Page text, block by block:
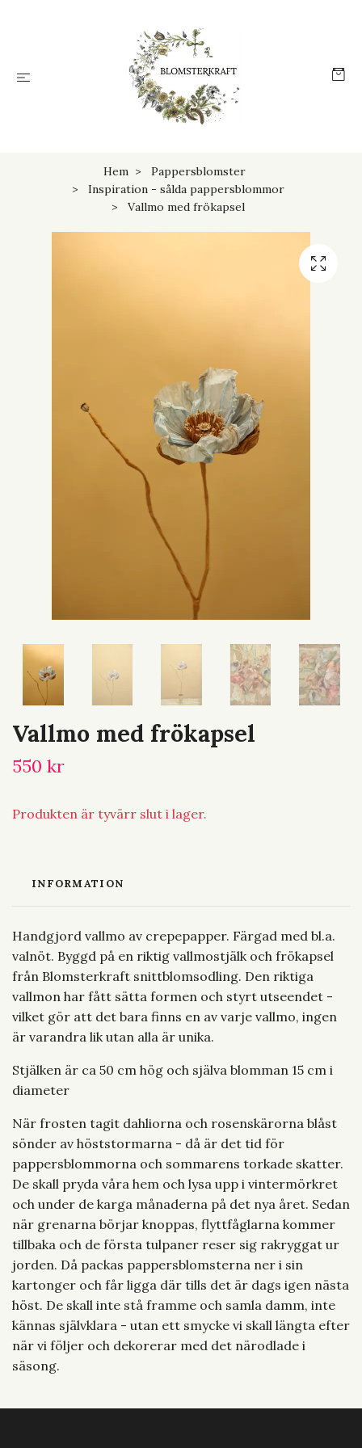
Hem
Pappersblomster
Inspiration - sålda pappersblommor
Vallmo med frökapsel
Vallmo med frökapsel
550 kr
Produkten är tyvärr slut i lager.
INFORMATION
Handgjord vallmo av crepepapper. Färgad med bl.a.
valnöt. Byggd på en riktig vallmostjälk och frökapsel
från Blomsterkraft snittblomsodling. Den riktiga
vallmon har fått sätta formen och styrt utseendet -
vilket gör att det bara finns en av varje vallmo, ingen
är varandra lik utan alla är unika.
Stjälken är ca 50 cm hög och själva blomman 15 cm i
diameter
När frosten tagit dahliorna och rosenskärorna blåst
sönder av höststormarna - då är det tid för
pappersblommorna och sommarens torkade skatter.
De skall pryda våra hem och lysa upp i vintermörkret
och under de karga månaderna på det nya året. Sedan
när grenarna börjar knoppas, flyttfåglarna kommer
tillbaka och de första tulpaner reser sig rakryggat ur
jorden. Då packas pappersblomsterna ner i sin
kartonger och får ligga där tills det är dags igen nästa
höst. De skall inte stå framme och samla damm, inte
kännas självklara - utan ett smycke vi skall längta efter
när vi följer och dekorerar med det närodlade i
säsong.